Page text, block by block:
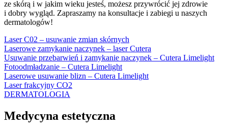
ze skórą i w jakim wieku jesteś, możesz przywrócić jej zdrowie
i dobry wygląd. Zapraszamy na konsultacje i zabiegi u naszych
dermatologów!
Laser C02 – usuwanie zmian skórnych
Laserowe zamykanie naczynek – laser Cutera
Usuwanie przebarwień i zamykanie naczynek – Cutera Limelight
Fotoodmładzanie – Cutera Limelight
Laserowe usuwanie blizn – Cutera Limelight
Laser frakcyjny CO2
DERMATOLOGIA
Medycyna estetyczna